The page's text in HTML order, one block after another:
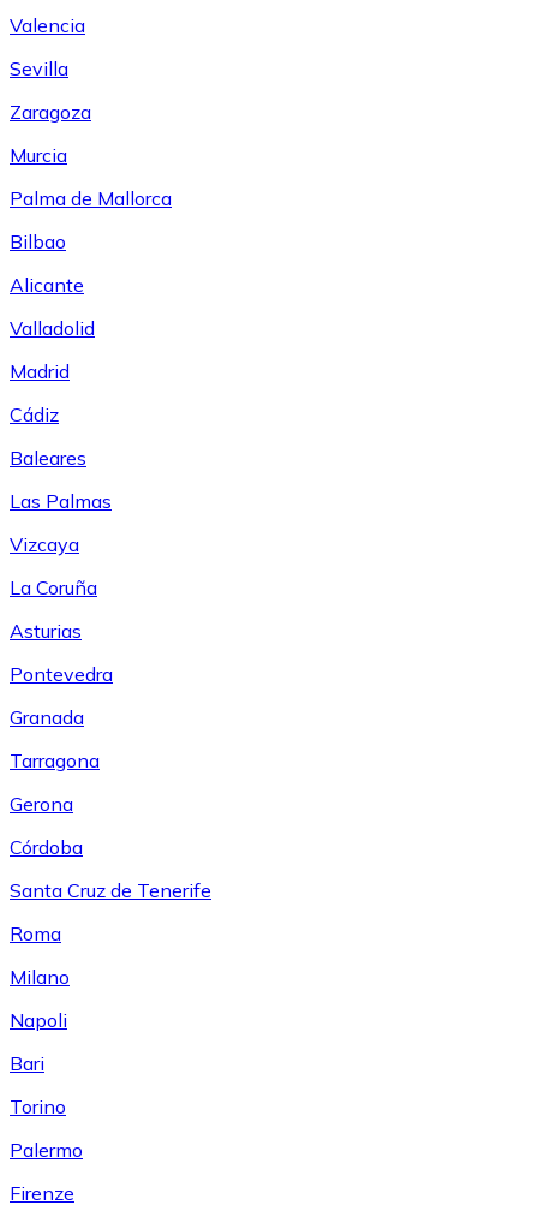
Valencia
Sevilla
Zaragoza
Murcia
Palma de Mallorca
Bilbao
Alicante
Valladolid
Madrid
Cádiz
Baleares
Las Palmas
Vizcaya
La Coruña
Asturias
Pontevedra
Granada
Tarragona
Gerona
Córdoba
Santa Cruz de Tenerife
Roma
Milano
Napoli
Bari
Torino
Palermo
Firenze